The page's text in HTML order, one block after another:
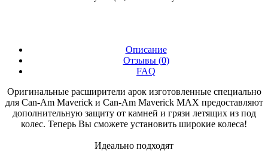
Описание
Отзывы (0)
FAQ
Оригинальные расширители арок изготовленные специально
для Can-Am Maverick и Can-Am Maverick MAX предоставляют
дополнительную защиту от камней и грязи летящих из под
колес. Теперь Вы сможете установить широкие колеса!
Идеально подходят